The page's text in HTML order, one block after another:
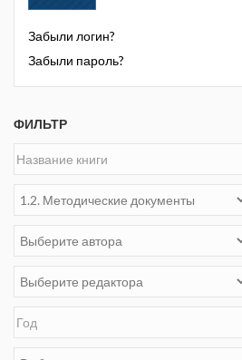
Забыли логин?
Забыли пароль?
ФИЛЬТР